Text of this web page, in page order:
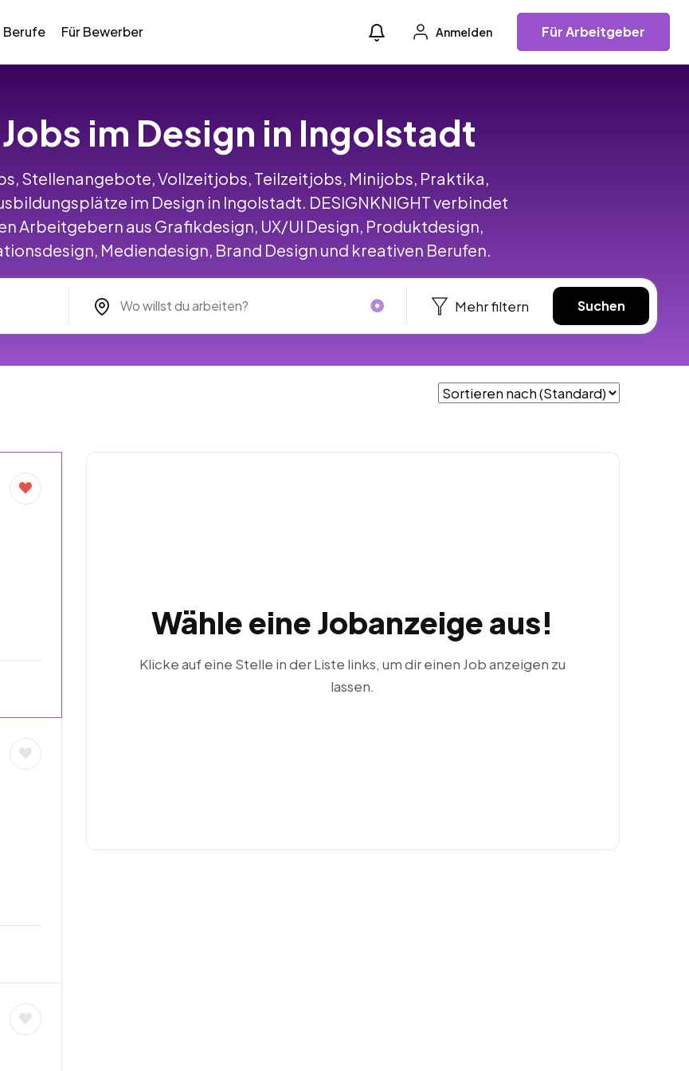
Berufe Für Bewerber Anmelden Für Arbeitgeber
im Design in Ingolstadt
Stellenangebote, Vollzeitjobs, Teilzeitjobs, Minijobs, Praktika,
im Design in Ingolstadt. DESIGNKNIGHT verbindet
Arbeitgebern aus Grafikdesign, UX/UI Design, Produktdesign,
Mediendesign, Brand Design und kreativen Berufen.
Mehr filtern Suchen
Wähle eine Jobanzeige aus!
Klicke auf eine Stelle in der Liste links, um dir einen Job anzeigen zu
lassen.